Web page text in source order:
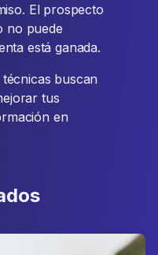
El prospecto
no puede
está ganada.
buscan
tus
en